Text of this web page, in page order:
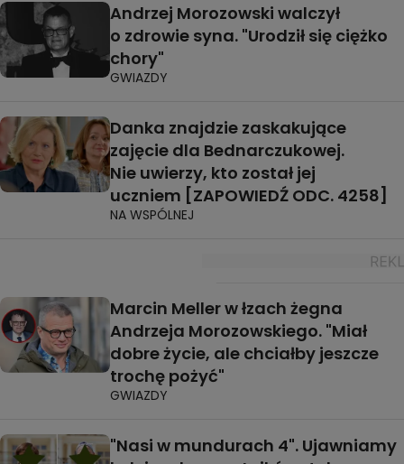
Andrzej Morozowski walczył
o zdrowie syna. "Urodził się ciężko
chory"
GWIAZDY
Danka znajdzie zaskakujące
zajęcie dla Bednarczukowej.
Nie uwierzy, kto został jej
uczniem [ZAPOWIEDŹ ODC. 4258]
NA WSPÓLNEJ
Marcin Meller w łzach żegna
Andrzeja Morozowskiego. "Miał
dobre życie, ale chciałby jeszcze
trochę pożyć"
GWIAZDY
"Nasi w mundurach 4". Ujawniamy